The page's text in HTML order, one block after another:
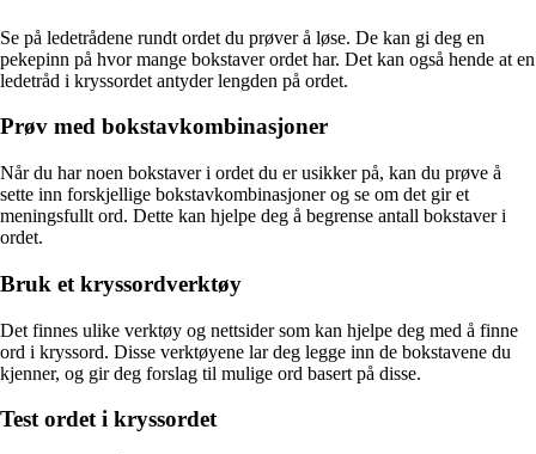
Se på ledetrådene rundt ordet du prøver å løse. De kan gi deg en
pekepinn på hvor mange bokstaver ordet har. Det kan også hende at en
ledetråd i kryssordet antyder lengden på ordet.
Prøv med bokstavkombinasjoner
Når du har noen bokstaver i ordet du er usikker på, kan du prøve å
sette inn forskjellige bokstavkombinasjoner og se om det gir et
meningsfullt ord. Dette kan hjelpe deg å begrense antall bokstaver i
ordet.
Bruk et kryssordverktøy
Det finnes ulike verktøy og nettsider som kan hjelpe deg med å finne
ord i kryssord. Disse verktøyene lar deg legge inn de bokstavene du
kjenner, og gir deg forslag til mulige ord basert på disse.
Test ordet i kryssordet